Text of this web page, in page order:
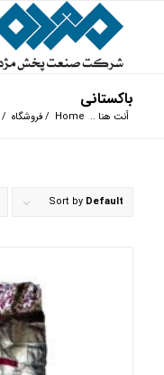
باکستانی
أنت هنا .. Home
/ فروشگاه /
Sort by Default